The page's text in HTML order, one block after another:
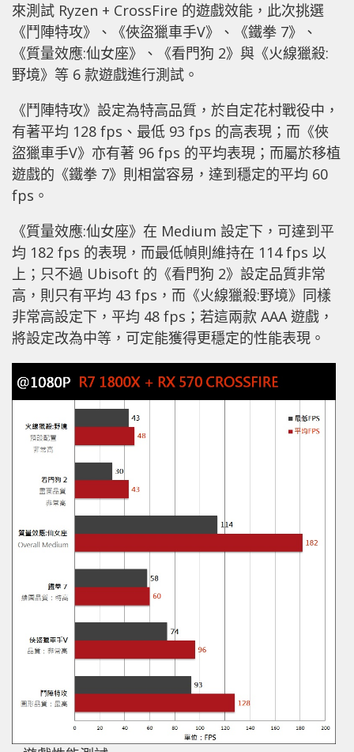
來測試 Ryzen + CrossFire 的遊戲效能，此次挑選
《鬥陣特攻》、《俠盜獵車手V》、《鐵拳 7》、
《質量效應:仙女座》、《看門狗 2》與《火線獵殺:
野境》等 6 款遊戲進行測試。
《鬥陣特攻》設定為特高品質，於自定花村戰役中，
有著平均 128 fps、最低 93 fps 的高表現；而《俠
盜獵車手V》亦有著 96 fps 的平均表現；而屬於移植
遊戲的《鐵拳 7》則相當容易，達到穩定的平均 60
fps。
《質量效應:仙女座》在 Medium 設定下，可達到平
均 182 fps 的表現，而最低幀則維持在 114 fps 以
上；只不過 Ubisoft 的《看門狗 2》設定品質非常
高，則只有平均 43 fps，而《火線獵殺:野境》同樣
非常高設定下，平均 48 fps；若這兩款 AAA 遊戲，
將設定改為中等，可定能獲得更穩定的性能表現。